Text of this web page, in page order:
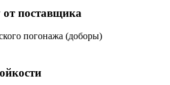
поставщика
погонажа (доборы)